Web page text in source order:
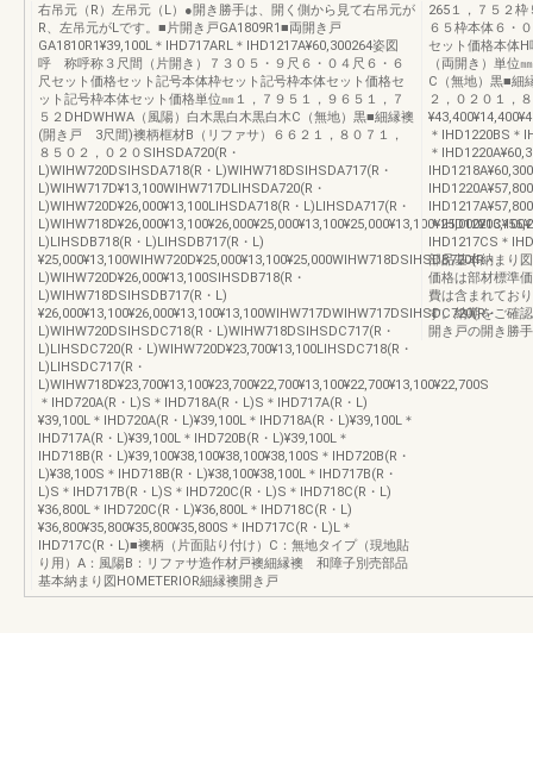
右吊元（R）左吊元（L）●開き勝手は、開く側から見て右吊元が
R、左吊元がLです。■片開き戸GA1809R1■両開き戸
GA1810R1¥39,100L＊IHD717ARL＊IHD1217A¥60,300264姿図
呼 称呼称３尺間（片開き）７３０５・９尺６・０４尺６・６
尺セット価格セット記号本体枠セット記号枠本体セット価格セ
ット記号枠本体セット価格単位㎜１，７９５１，９６５１，７
５２DHDWHWA（風陽）白木黒白木黒白木C（無地）黒■細縁襖
(開き戸 3尺間)襖柄框材B（リファサ）６６２１，８０７１，
８５０２，０２０SIHSDA720(R・
L)WIHW720DSIHSDA718(R・L)WIHW718DSIHSDA717(R・
L)WIHW717D¥13,100WIHW717DLIHSDA720(R・
L)WIHW720D¥26,000¥13,100LIHSDA718(R・L)LIHSDA717(R・
L)LIHSDB718(R・L)LIHSDB717(R・L)
¥25,000¥13,100WIHW720D¥25,000¥13,100¥25,000WIHW718DSIHSDB720(R・
L)WIHW720D¥26,000¥13,100SIHSDB718(R・
L)WIHW718DSIHSDB717(R・L)
¥26,000¥13,100¥26,000¥13,100¥13,100WIHW717DWIHW717DSIHSDC720(R・
L)WIHW720DSIHSDC718(R・L)WIHW718DSIHSDC717(R・
L)LIHSDC720(R・L)WIHW720D¥23,700¥13,100LIHSDC718(R・
L)LIHSDC717(R・
L)WIHW718D¥23,700¥13,100¥23,700¥22,700¥13,100¥22,700¥13,100¥22,700S
＊IHD720A(R・L)S＊IHD718A(R・L)S＊IHD717A(R・L)
¥39,100L＊IHD720A(R・L)¥39,100L＊IHD718A(R・L)¥39,100L＊
IHD717A(R・L)¥39,100L＊IHD720B(R・L)¥39,100L＊
IHD718B(R・L)¥39,100¥38,100¥38,100¥38,100S＊IHD720B(R・
L)¥38,100S＊IHD718B(R・L)¥38,100¥38,100L＊IHD717B(R・
L)S＊IHD717B(R・L)S＊IHD720C(R・L)S＊IHD718C(R・L)
¥36,800L＊IHD720C(R・L)¥36,800L＊IHD718C(R・L)
¥36,800¥35,800¥35,800¥35,800S＊IHD717C(R・L)L＊
IHD717C(R・L)■襖柄（片面貼り付け）C：無地タイプ（現地貼
り用）A：風陽B：リファサ造作材戸襖細縁襖 和障子別売部品
基本納まり図HOMETERIOR細縁襖開き戸
265１，７５２
６５枠本体６・
セット価格本体
（両開き）単位
C（無地）黒■細
２，０２０１，
＊IHD1220BS＊
＊
＊
IHD1217CS＊
部品基本納まり
価格は部材標準
費は含まれてお
す。納期をご確
開き戸の開き勝